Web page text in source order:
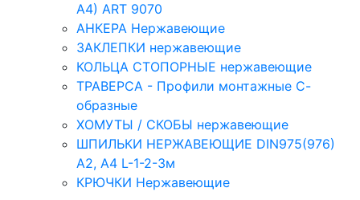
А4) ART 9070
АНКЕРА Нержавеющие
ЗАКЛЕПКИ нержавеющие
КОЛЬЦА СТОПОРНЫЕ нержавеющие
ТРАВЕРСА - Профили монтажные С-
образные
ХОМУТЫ / СКОБЫ нержавеющие
ШПИЛЬКИ НЕРЖАВЕЮЩИЕ DIN975(976)
A2, А4 L-1-2-3м
КРЮЧКИ Нержавеющие